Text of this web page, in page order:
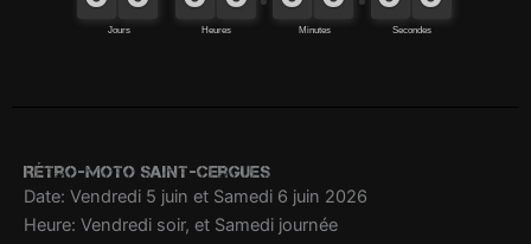
Rétro-Moto Saint-Cergues
Date: Vendredi 5 juin et Samedi 6 juin 2026
Heure: Vendredi soir, et Samedi journée